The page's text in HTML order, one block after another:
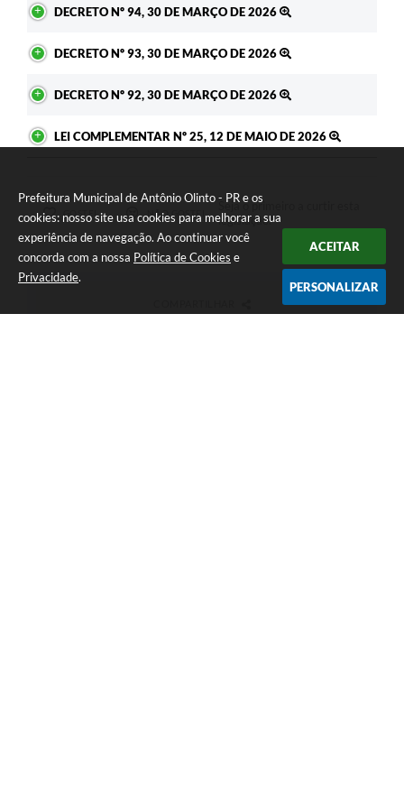
Prefeitura Municipal de Antônio Olinto - PR e os
cookies: nosso site usa cookies para melhorar a sua
experiência de navegação. Ao continuar você
concorda com a nossa Política de Cookies e
Privacidade.
ACEITAR
PERSONALIZAR
DECRETO Nº 94, 30 DE MARÇO DE 2026
DECRETO Nº 93, 30 DE MARÇO DE 2026
DECRETO Nº 92, 30 DE MARÇO DE 2026
LEI COMPLEMENTAR Nº 25, 12 DE MAIO DE 2026
NÃO GOSTEI
Seja o primeiro a curtir esta
legislação.